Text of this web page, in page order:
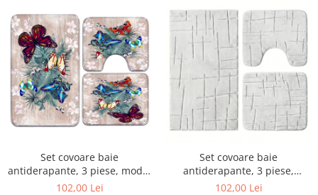
Set covoare baie
antiderapante, 3 piese, model
fluturi tropicali
102,00 Lei
Set covoare baie
antiderapante, 3 piese,
design minimalist crestat
102,00 Lei